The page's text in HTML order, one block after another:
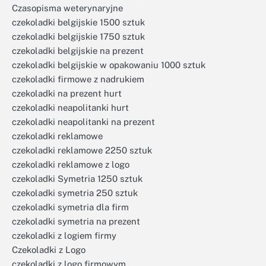
Czasopisma weterynaryjne
czekoladki belgijskie 1500 sztuk
czekoladki belgijskie 1750 sztuk
czekoladki belgijskie na prezent
czekoladki belgijskie w opakowaniu 1000 sztuk
czekoladki firmowe z nadrukiem
czekoladki na prezent hurt
czekoladki neapolitanki hurt
czekoladki neapolitanki na prezent
czekoladki reklamowe
czekoladki reklamowe 2250 sztuk
czekoladki reklamowe z logo
czekoladki Symetria 1250 sztuk
czekoladki symetria 250 sztuk
czekoladki symetria dla firm
czekoladki symetria na prezent
czekoladki z logiem firmy
Czekoladki z Logo